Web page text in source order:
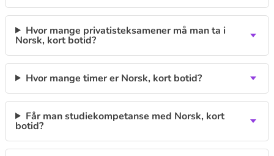
Hvor mange privatisteksamener må man ta i
Norsk, kort botid?
Hvor mange timer er Norsk, kort botid?
Får man studiekompetanse med Norsk, kort
botid?